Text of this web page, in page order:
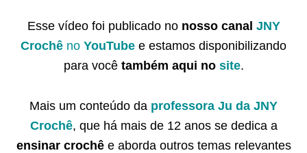
Esse vídeo foi publicado no nosso canal JNY
Crochê no YouTube e estamos disponibilizando
para você também aqui no site.
Mais um conteúdo da professora Ju da JNY
Crochê, que há mais de 12 anos se dedica a
ensinar crochêe aborda outros temas relevantes